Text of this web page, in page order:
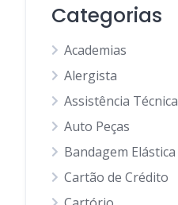
Categorias
Academias
Alergista
Assistência Técnica
Auto Peças
Bandagem Elástica
Cartão de Crédito